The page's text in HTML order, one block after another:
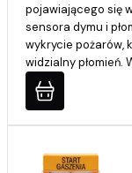
pojawiającego się
sensora dymu i
wykrycie pożarów,
widzialny płomień.